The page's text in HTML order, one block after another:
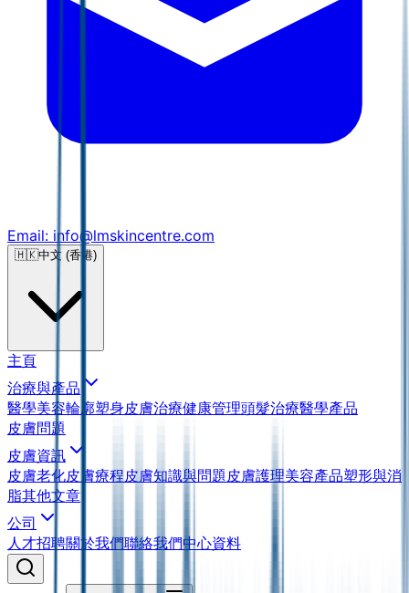
Email: info@lmskincentre.com
🇭🇰中文 (香港)
主頁
治療與產品
醫學美容輪廓塑身皮膚治療健康管理頭髮治療醫學產品
皮膚問題
皮膚資訊
皮膚老化皮膚療程皮膚知識與問題皮膚護理美容產品塑形與消
脂其他文章
公司
人才招聘關於我們聯絡我們中心資料